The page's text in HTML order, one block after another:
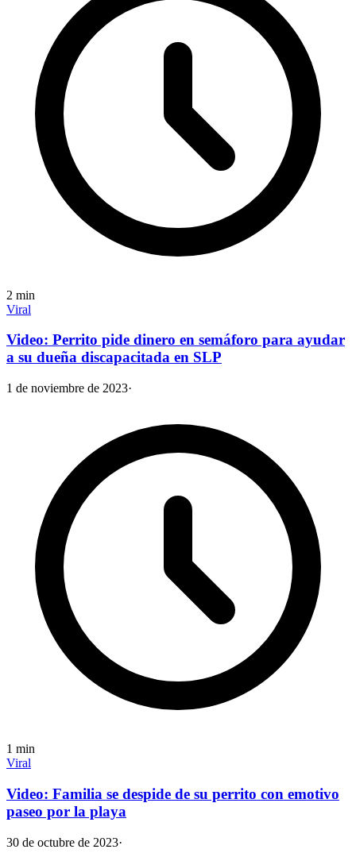
2 min
Viral
Video: Perrito pide dinero en semáforo para ayudar
a su dueña discapacitada en SLP
1 de noviembre de 2023·
1 min
Viral
Video: Familia se despide de su perrito con emotivo
paseo por la playa
30 de octubre de 2023·